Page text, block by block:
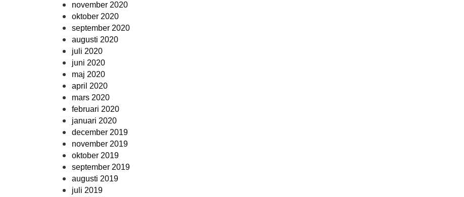
november 2020
oktober 2020
september 2020
augusti 2020
juli 2020
juni 2020
maj 2020
april 2020
mars 2020
februari 2020
januari 2020
december 2019
november 2019
oktober 2019
september 2019
augusti 2019
juli 2019